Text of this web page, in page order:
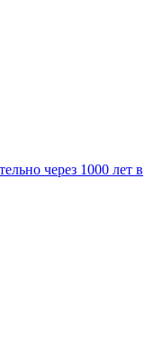
через 1000 лет в